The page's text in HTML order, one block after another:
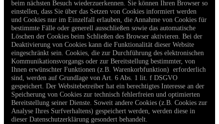
beim nächsten Besuch wiederzuerkennen. Sie können Ihren Browser so
einstellen, dass Sie über das Setzen von Cookies informiert werden
und Cookies nur im Einzelfall erlauben, die Annahme von Cookies für
bestimmte Fälle oder generell ausschließen sowie das automatische
Löschen der Cookies beim Schließen des Browser aktivieren. Bei der
Deaktivierung von Cookies kann die Funktionalität dieser Website
eingeschränkt sein. Cookies, die zur Durchführung des elektronischen
Kommunikationsvorgangs oder zur Bereitstellung bestimmter, von
Ihnen erwünschter Funktionen (z.B. Warenkorbfunktion) erforderlich
sind, werden auf Grundlage von Art. 6 Abs. 1 lit. f DSGVO
gespeichert. Der Websitebetreiber hat ein berechtigtes Interesse an der
Speicherung von Cookies zur technisch fehlerfreien und optimierten
Bereitstellung seiner Dienste. Soweit andere Cookies (z.B. Cookies zur
Analyse Ihres Surfverhaltens) gespeichert werden, werden diese in
dieser Datenschutzerklärung gesondert behandelt.